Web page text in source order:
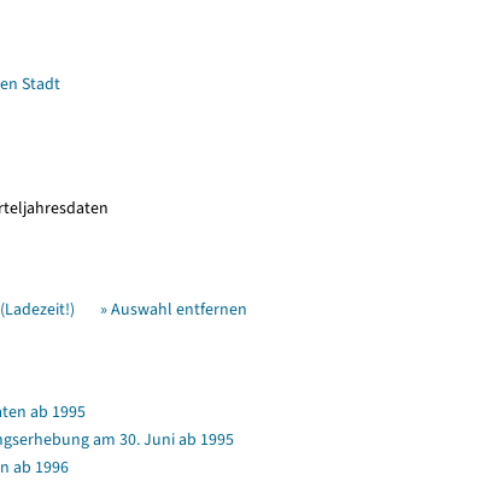
Stadt
» Auswahl entfernen
ab 1995
am 30. Juni ab 1995
ab 1996